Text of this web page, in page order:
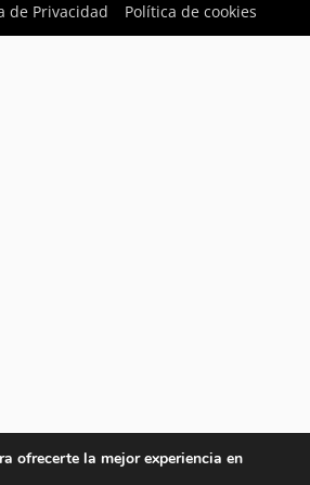
de Privacidad Política de cookies
ofrecerte la mejor experiencia en